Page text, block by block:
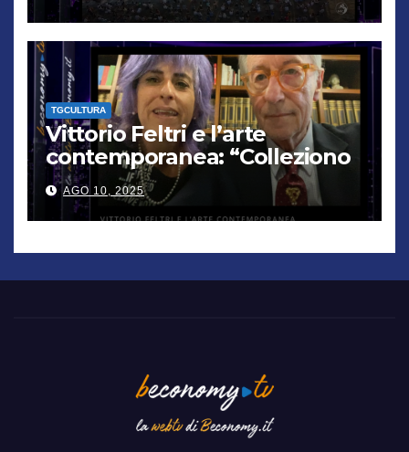
TGCULTURA
Vittorio Feltri e l’arte
contemporanea: “Colleziono
De Chirico. Cattelan? Un
genio”
AGO 10, 2025